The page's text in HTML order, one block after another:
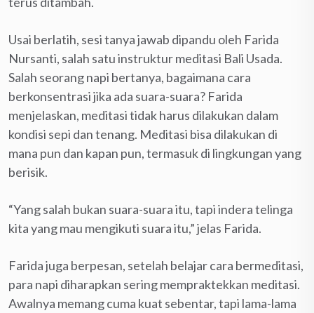
Usai berlatih, sesi tanya jawab dipandu oleh Farida
Nursanti, salah satu instruktur meditasi Bali Usada.
Salah seorang napi bertanya, bagaimana cara
berkonsentrasi jika ada suara-suara? Farida
menjelaskan, meditasi tidak harus dilakukan dalam
kondisi sepi dan tenang. Meditasi bisa dilakukan di
mana pun dan kapan pun, termasuk di lingkungan yang
berisik.
“Yang salah bukan suara-suara itu, tapi indera telinga
kita yang mau mengikuti suara itu,” jelas Farida.
Farida juga berpesan, setelah belajar cara bermeditasi,
para napi diharapkan sering mempraktekkan meditasi.
Awalnya memang cuma kuat sebentar, tapi lama-lama